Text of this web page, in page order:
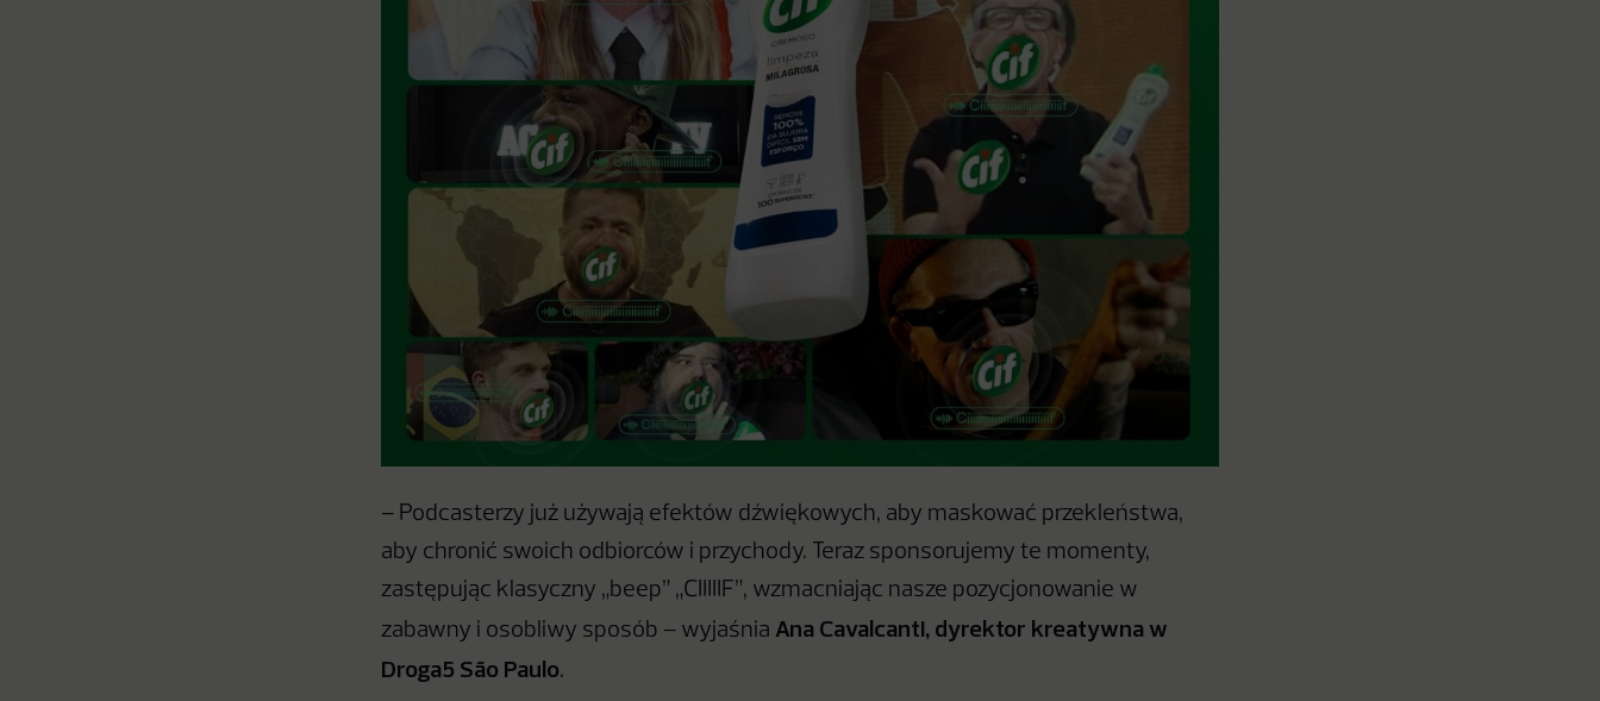
– Podcasterzy już używają efektów dźwiękowych, aby maskować przekleństwa,
aby chronić swoich odbiorców i przychody. Teraz sponsorujemy te momenty,
zastępując klasyczny „beep” „CIIIIIF”, wzmacniając nasze pozycjonowanie w
zabawny i osobliwy sposób – wyjaśnia Ana Cavalcanti, dyrektor kreatywna w
Droga5 São Paulo.